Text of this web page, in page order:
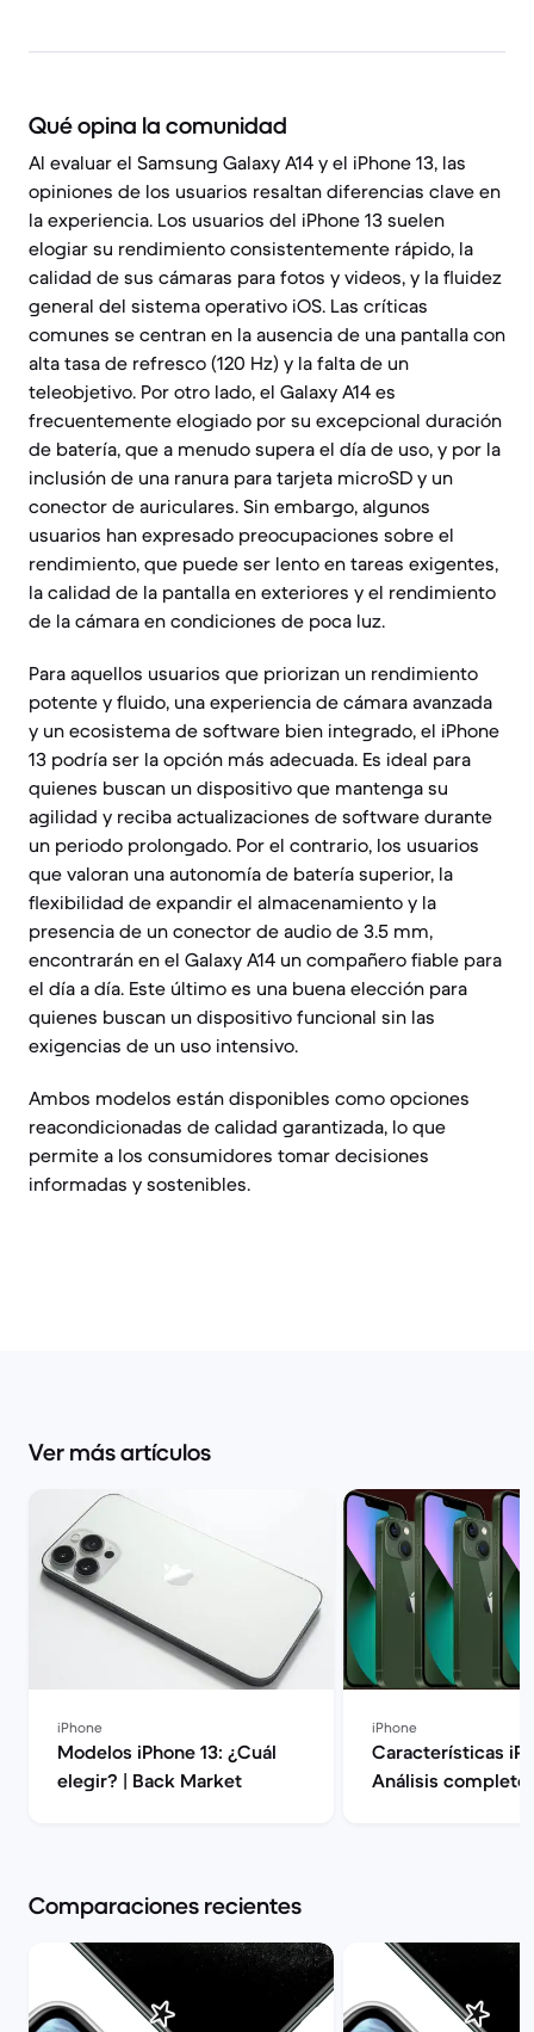
Qué opina la comunidad
Al evaluar el Samsung Galaxy A14 y el iPhone 13, las
opiniones de los usuarios resaltan diferencias clave en
la experiencia. Los usuarios del iPhone 13 suelen
elogiar su rendimiento consistentemente rápido, la
calidad de sus cámaras para fotos y videos, y la fluidez
general del sistema operativo iOS. Las críticas
comunes se centran en la ausencia de una pantalla con
alta tasa de refresco (120 Hz) y la falta de un
teleobjetivo. Por otro lado, el Galaxy A14 es
frecuentemente elogiado por su excepcional duración
de batería, que a menudo supera el día de uso, y por la
inclusión de una ranura para tarjeta microSD y un
conector de auriculares. Sin embargo, algunos
usuarios han expresado preocupaciones sobre el
rendimiento, que puede ser lento en tareas exigentes,
la calidad de la pantalla en exteriores y el rendimiento
de la cámara en condiciones de poca luz.
Para aquellos usuarios que priorizan un rendimiento
potente y fluido, una experiencia de cámara avanzada
y un ecosistema de software bien integrado, el iPhone
13 podría ser la opción más adecuada. Es ideal para
quienes buscan un dispositivo que mantenga su
agilidad y reciba actualizaciones de software durante
un periodo prolongado. Por el contrario, los usuarios
que valoran una autonomía de batería superior, la
flexibilidad de expandir el almacenamiento y la
presencia de un conector de audio de 3.5 mm,
encontrarán en el Galaxy A14 un compañero fiable para
el día a día. Este último es una buena elección para
quienes buscan un dispositivo funcional sin las
exigencias de un uso intensivo.
Ambos modelos están disponibles como opciones
reacondicionadas de calidad garantizada, lo que
permite a los consumidores tomar decisiones
informadas y sostenibles.
Ver más artículos
iPhone
Modelos iPhone 13: ¿Cuál
elegir? | Back Market
iPhone
Características
Análisis completo
Comparaciones recientes